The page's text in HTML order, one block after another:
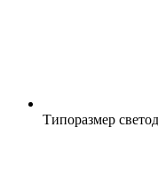
Типоразмер